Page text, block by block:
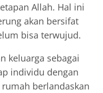
Allah. Hal ini
akan bersifat
bisa terwujud.
keluarga sebagai
individu dengan
berlandaskan